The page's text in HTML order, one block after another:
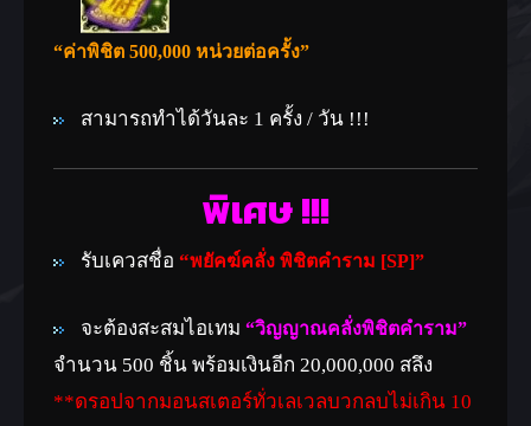
“ค่าพิชิต 500,000 หน่วยต่อครั้ง”
สามารถทำได้วันละ 1 ครั้ง / วัน !!!
พิเศษ !!!
รับเควสชื่อ “พยัคฆ์คลั่ง พิชิตคำราม [SP]”
จะต้องสะสมไอเทม “วิญญาณคลั่งพิชิตคำราม”
จำนวน 500 ชิ้น พร้อมเงินอีก 20,000,000 สลึง
**ดรอปจากมอนสเตอร์ทั่วเลเวลบวกลบไม่เกิน 10